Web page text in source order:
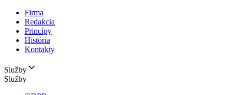
Firma
Redakcia
Princípy
História
Kontakty
Služby
Služby